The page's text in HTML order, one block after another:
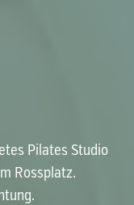
Pilates Studio
Rossplatz.
.